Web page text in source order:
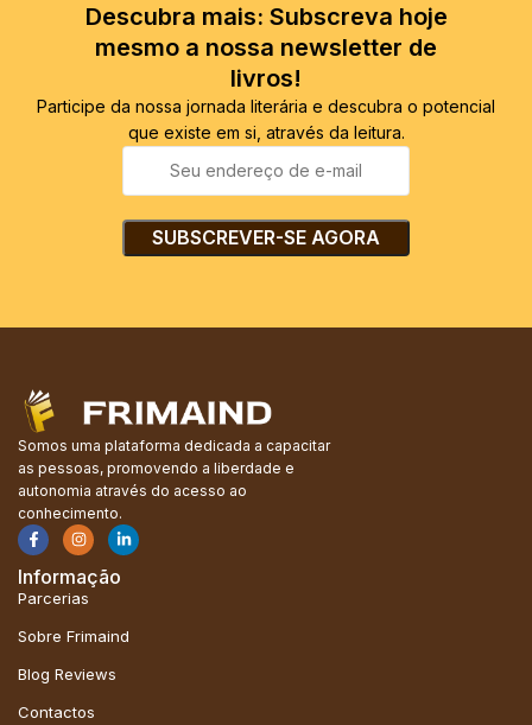
Descubra mais: Subscreva hoje
mesmo a nossa newsletter de
livros!
Participe da nossa jornada literária e descubra o potencial
que existe em si, através da leitura.
Somos uma plataforma dedicada a capacitar
as pessoas, promovendo a liberdade e
autonomia através do acesso ao
conhecimento.
Informação
Parcerias
Sobre Frimaind
Blog Reviews
Contactos